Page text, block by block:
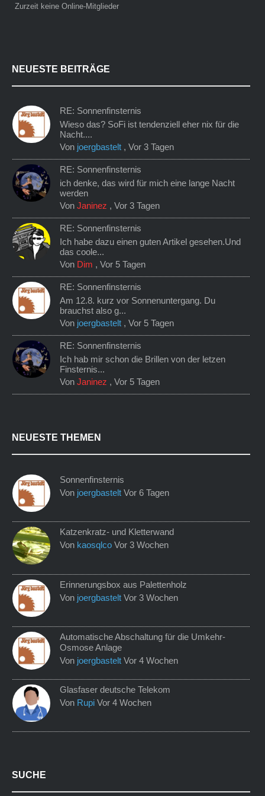
Zurzeit keine Online-Mitglieder
NEUESTE BEITRÄGE
RE: Sonnenfinsternis
Wieso das? SoFi ist tendenziell eher nix für die
Nacht....
Von joergbastelt ,Vor 3 Tagen
RE: Sonnenfinsternis
ich denke, das wird für mich eine lange Nacht
werden
VonJaninez ,Vor 3 Tagen
RE: Sonnenfinsternis
Ich habe dazu einen guten Artikel gesehen.Und
das coole...
Von Dim ,Vor 5 Tagen
RE: Sonnenfinsternis
Am 12.8. kurz vor Sonnenuntergang. Du
brauchst also g...
Von joergbastelt ,Vor 5 Tagen
RE: Sonnenfinsternis
Ich hab mir schon die Brillen von der letzen
Finsternis...
VonJaninez ,Vor 5 Tagen
NEUESTE THEMEN
Sonnenfinsternis
Von joergbastelt Vor 6 Tagen
Katzenkratz- und Kletterwand
Von kaosqlco Vor 3 Wochen
Erinnerungsbox aus Palettenholz
Von joergbastelt Vor 3 Wochen
Automatische Abschaltung für die Umkehr-
Osmose Anlage
Von joergbastelt Vor 4 Wochen
Glasfaser deutsche Telekom
Von Rupi Vor 4 Wochen
SUCHE